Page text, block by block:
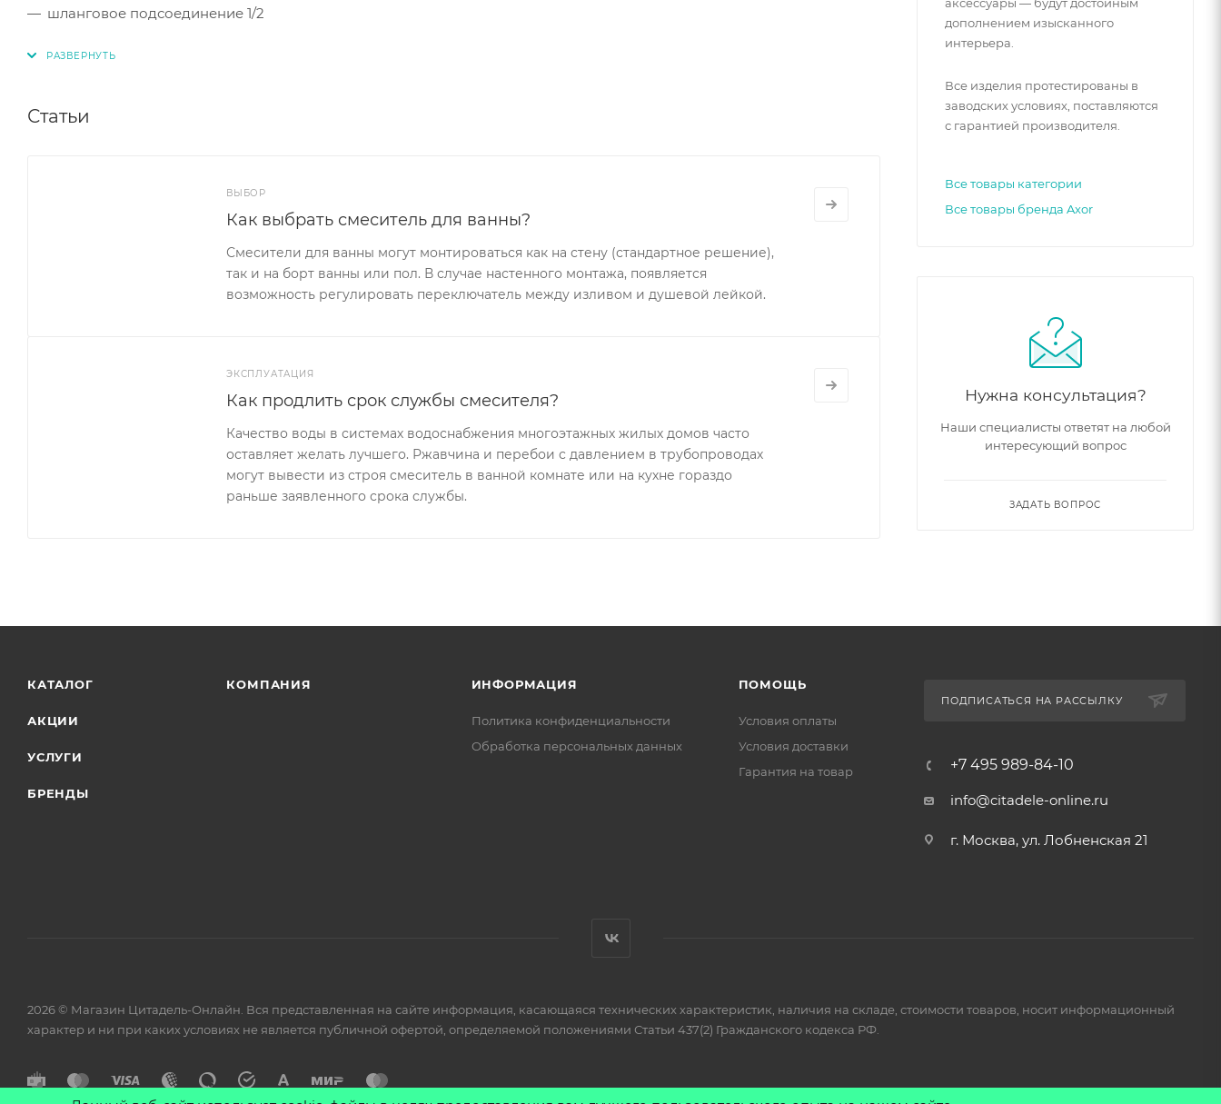
шланговое подсоединение 1/2
Статьи
ВЫБОР
Как выбрать смеситель для ванны?
Смесители для ванны могут монтироваться как на стену (стандартное решение),
так и на борт ванны или пол. В случае настенного монтажа, появляется
возможность регулировать переключатель между изливом и душевой лейкой.
ЭКСПЛУАТАЦИЯ
Качество воды в системах водоснабжения многоэтажных жилых домов часто
оставляет желать лучшего. Ржавчина и перебои с давлением в трубопроводах
могут вывести из строя смеситель в ванной комнате или на кухне гораздо
дополнением изысканного
интерьера.
Все изделия протестированы в
заводских условиях, поставляются
с гарантией производителя.
Все товары категории
Все товары бренда Axor
Нужна консультация?
Наши специалисты ответят на любой
интересующий вопрос
ЗАДАТЬ ВОПРОС
Политика конфиденциальности
2026 © Магазин Цитадель-Онлайн. Вся представленная на сайте информация, касающаяся технических характеристик, наличия на складе, стоимости товаров, носит информационный